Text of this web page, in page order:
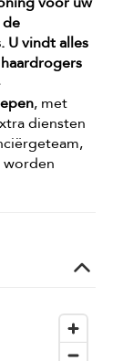
. U vindt alles
, met
diensten
worden